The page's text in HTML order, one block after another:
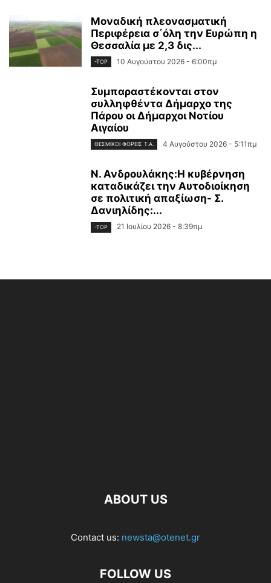
Μοναδική πλεονασματική
Περιφέρεια σ΄όλη την Ευρώπη η
Θεσσαλία με 2,3 δις...
-TOP 10 Αυγούστου 2026 - 6:00πμ
Συμπαραστέκονται στον
συλληφθέντα Δήμαρχο της
Πάρου οι Δήμαρχοι Νοτίου
Αιγαίου
ΘΕΣΜΙΚΟΊ ΦΟΡΕΊΣ Τ.Α. 4 Αυγούστου 2026 - 5:11πμ
Ν. Ανδρουλάκης:Η κυβέρνηση
καταδικάζει την Αυτοδιοίκηση
σε πολιτική απαξίωση- Σ.
Δανιηλίδης:...
-TOP 21 Ιουλίου 2026 - 8:39πμ
ABOUT US
Contact us: newsta@otenet.gr
FOLLOW US